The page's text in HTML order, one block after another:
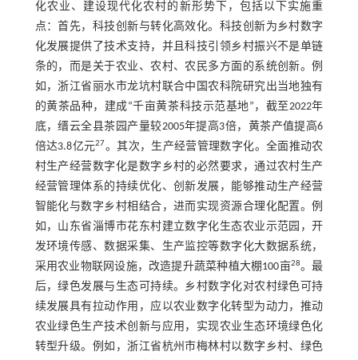
化农业、建设现代化农村的新形势下，包括以下实施重
点：首先，科技创新与转化高效化。科技创新为乡村数字
化发展提供了技术支持，并且科技引领乡村振兴不是单链
条的，而是关于农业、农村、农民多方面的系统创新。例
如，浙江省丽水市龙坑村联合中国农科院研究出当地独有
的黄茶品种，建成“千亩黄茶科技示范基地”，截至2022年
底，缙云全县茶园产量较2005年提高3倍，黄茶产值提高6
倍达3.8亿元27。其次，生产经营管理数字化。全面推动农
村生产经营数字化是数字乡村的必然要求，通过农村生产
经营管理体系的持续优化、创新发展，能够推动生产经营
智能化与数字乡村相结合，进而实现资源合理化配置。例
如，山东省淄博市花东村建立数字化生态农业示范园，开
发环境传感、数据采集、生产监控等数字化大数据系统，
采用农业物联网设施，改造提升蔬菜种植大棚100亩28。最
后，绿色发展与生态可持续。乡村数字化对农村绿色可持
续发展具有拉动作用，应以农业数字化转型为动力，推动
农业绿色生产技术创新与应用，实现农业生态环境绿色化
转型升级。例如，浙江省杭州市梅林村以数字乡村、绿色